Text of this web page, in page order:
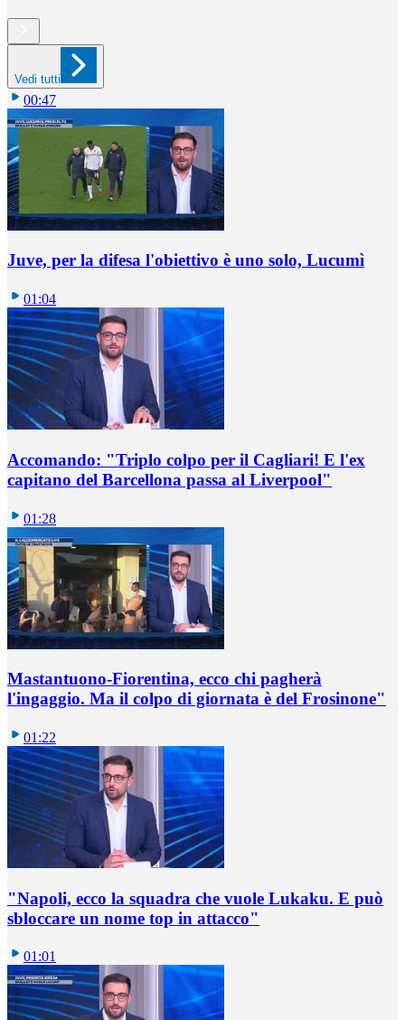
Vedi tutti
00:47
Juve, per la difesa l'obiettivo è uno solo, Lucumì
01:04
Accomando: "Triplo colpo per il Cagliari! E l'ex
capitano del Barcellona passa al Liverpool"
01:28
Mastantuono-Fiorentina, ecco chi pagherà
l'ingaggio. Ma il colpo di giornata è del Frosinone"
01:22
"Napoli, ecco la squadra che vuole Lukaku. E può
sbloccare un nome top in attacco"
01:01